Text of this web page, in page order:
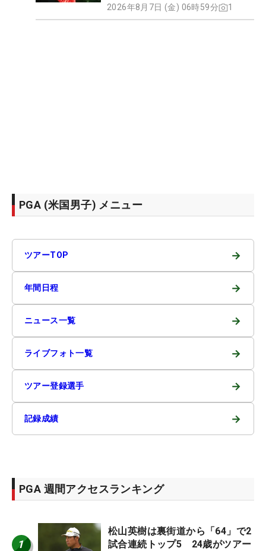
2026年8月7日 (金) 06時59分 1
PGA (米国男子) メニュー
ツアーTOP →
年間日程 →
ニュース一覧 →
ライブフォト一覧 →
ツアー登録選手 →
記録成績 →
PGA 週間アクセスランキング
1
松山英樹は裏街道から「64」で2
試合連続トップ5 24歳がツアー